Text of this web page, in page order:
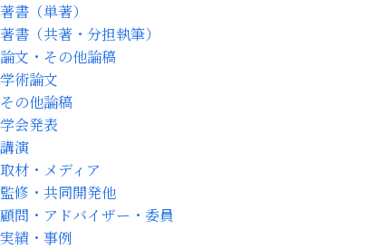
著書（単著）
著書（共著・分担執筆）
論文・その他論稿
学術論文
その他論稿
学会発表
講演
取材・メディア
監修・共同開発他
顧問・アドバイザー・委員
実績・事例